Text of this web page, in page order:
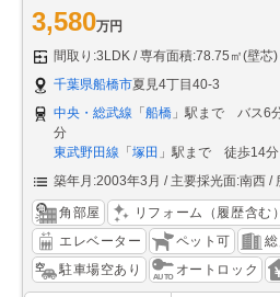
3,580万円
間取り:3LDK
専有面積:78.75㎡(壁芯)
千葉県船橋市夏見4丁目40-3
中央・総武線 「 船橋 」駅まで バス6
分
東武野田線 「 塚田 」駅まで 徒歩14分
築年月:2003年3月
主要採光面:南西
角部屋 リフォーム（履歴含む）
エレベーター
ペット可
駐車場空あり
オートロック